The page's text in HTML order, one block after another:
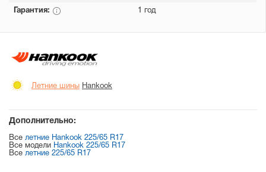
Гарантия: 1 год
Летние шины Hankook
Дополнительно:
Все летние Hankook 225/65 R17
Все модели Hankook 225/65 R17
Все летние 225/65 R17